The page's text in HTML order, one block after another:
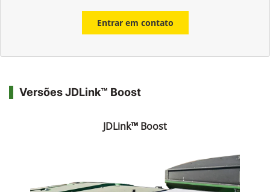
Entrar em contato
Versões JDLink™ Boost
JDLink™ Boost